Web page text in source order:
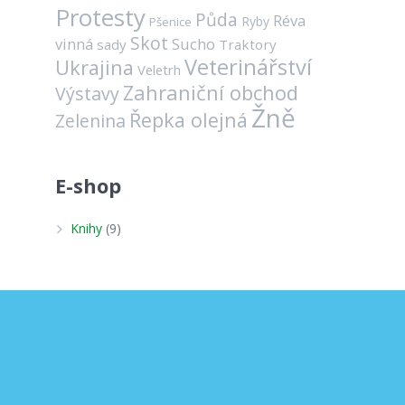
Protesty Pšenice Půda Ryby Réva
vinná sady Skot Sucho Traktory
Ukrajina Veletrh Veterinářství
VýstavyZahraniční obchod
Zelenina Řepka olejná Žně
E-shop
Knihy (9)